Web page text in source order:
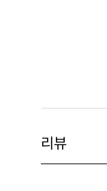
리뷰